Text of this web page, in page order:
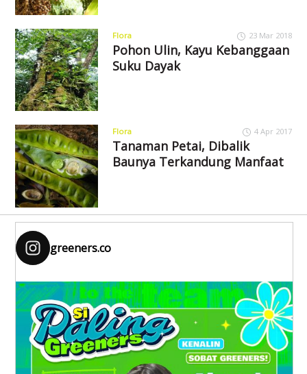
Flora 23 Mar 2018
Pohon Ulin, Kayu Kebanggaan
Suku Dayak
Flora 4 Apr 2017
Tanaman Petai, Dibalik
Baunya Terkandung Manfaat
greeners.co